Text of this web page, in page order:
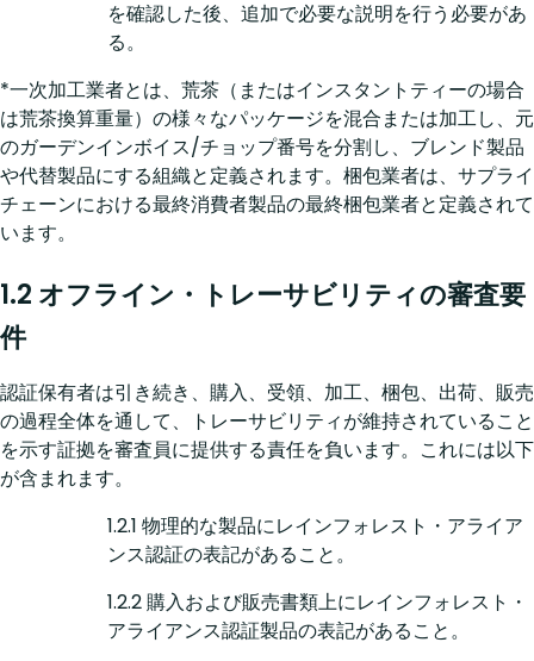
を確認した後、追加で必要な説明を行う必要があ
る。
*一次加工業者とは、荒茶（またはインスタントティーの場合
は荒茶換算重量）の様々なパッケージを混合または加工し、元
のガーデンインボイス/チョップ番号を分割し、ブレンド製品
や代替製品にする組織と定義されます。梱包業者は、サプライ
チェーンにおける最終消費者製品の最終梱包業者と定義されて
います。
1.2 オフライン・トレーサビリティの審査要
件
認証保有者は引き続き、購入、受領、加工、梱包、出荷、販売
の過程全体を通して、トレーサビリティが維持されていること
を示す証拠を審査員に提供する責任を負います。これには以下
が含まれます。
1.2.1 物理的な製品にレインフォレスト・アライア
ンス認証の表記があること。
1.2.2 購入および販売書類上にレインフォレスト・
アライアンス認証製品の表記があること。